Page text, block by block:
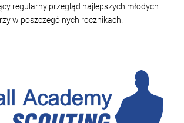
regularny przegląd najlepszych młodych
w poszczególnych rocznikach.